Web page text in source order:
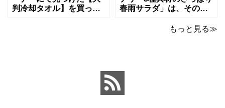
判冷却タオル】を買って
春雨サラダ」は、その名
わいで、食欲がないとき
した食感と、具材
もっと見る≫